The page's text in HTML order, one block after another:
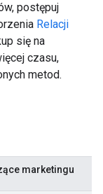
postępuj
Relacji
się na
czasu,
metod.
marketingu